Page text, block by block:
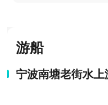
游船
宁波南塘老街水上